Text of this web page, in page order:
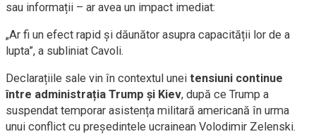
sau informații – ar avea un impact imediat:
„Ar fi un efect rapid și dăunător asupra capacității lor de a
lupta”, a subliniat Cavoli.
Declarațiile sale vin în contextul unei tensiuni continue
între administrația Trump și Kiev, după ce Trump a
suspendat temporar asistența militară americană în urma
unui conflict cu președintele ucrainean Volodimir Zelenski.